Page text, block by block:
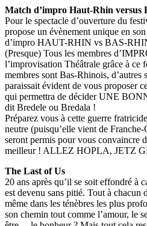
Match d’impro Haut-Rhin versus
Pour le spectacle d’ouverture du
propose un évènement unique en
d’impro HAUT-RHIN vs BAS-
(Presque) Tous les membres
l’improvisation Théâtrale grâce à ce
membres sont Bas-Rhinois,
paraissait évident de vous proposer
qui permettra de décider UNE
dit Bredele ou Bredala !
Préparez vous à cette guerre
neutre (puisqu’elle vient de
seront permis pour vous convaincre
meilleur ! ALLEZ HOPLA, JETZ
The Last of Us
20 ans après qu’il se soit effondré à
est devenu sans pitié. Tout à
même dans les ténèbres les plus
son chemin tout comme l’amour, le